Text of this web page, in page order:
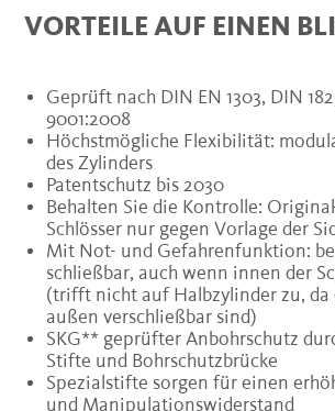
VORTEILE AUF EINEN
Geprüft nach DIN EN 1303, DIN
9001:2008
Höchstmögliche Flexibilität:
des Zylinders
Patentschutz bis 2030
Behalten Sie die Kontrolle:
Schlösser nur gegen Vorlage der
Mit Not- und Gefahrenfunktion:
schließbar, auch wenn innen der
(trifft nicht auf Halbzylinder zu, da
außen verschließbar sind)
SKG** geprüfter Anbohrschutz
Stifte und Bohrschutzbrücke
Spezialstifte sorgen für einen
und Manipulationswiderstand